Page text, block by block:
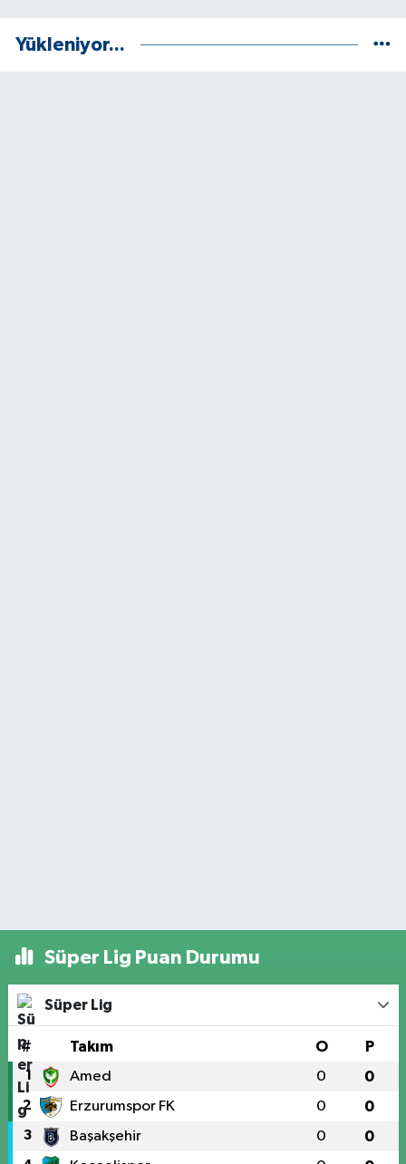
Yükleniyor...
Süper Lig Puan Durumu
Süper Lig
# Takım O P
1 Amed 0 0
2 Erzurumspor FK 0 0
3 Başakşehir 0 0